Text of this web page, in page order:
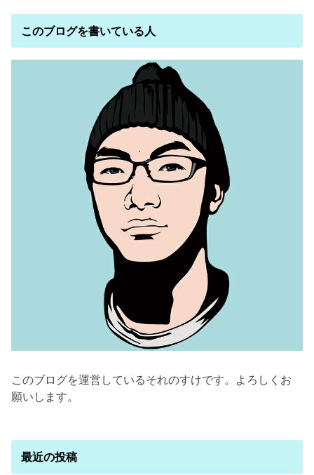
このブログを書いている人
このブログを運営しているそれのすけです。よろしくお
願いします。
最近の投稿